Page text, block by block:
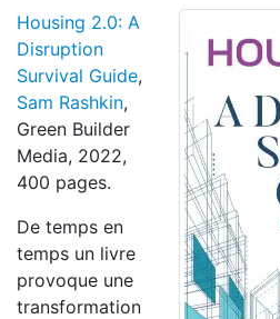
Housing 2.0: A
Disruption
Survival Guide,
Sam Rashkin,
Green Builder
Media, 2022,
400 pages.
De temps en
temps un livre
provoque une
transformation